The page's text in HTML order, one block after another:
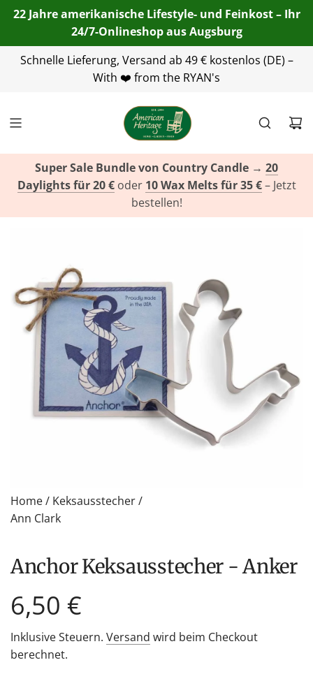
22 Jahre amerikanische Lifestyle- und Feinkost – Ihr
24/7-Onlineshop aus Augsburg
Schnelle Lieferung, Versand ab 49 € kostenlos (DE) –
With ❤️ from the RYAN's
+49(0)821 455 254 00
info@american-
heritage.de
+49(0)151 116 719 10
Super Sale Bundle von Country Candle → 20
Daylights für 20 €oder 10 Wax Melts für 35 €– Jetzt
bestellen!
Home/ Keksausstecher/
Ann Clark
Anchor Keksausstecher - Anker
Regulärer
Preis
6,50 €
Inklusive Steuern. Versand wird beim Checkout
berechnet.